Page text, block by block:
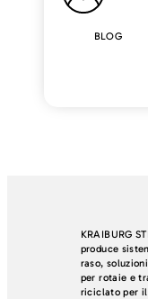
BLOG
KRAIBURG
produce
raso,
per rotaie e
riciclato per